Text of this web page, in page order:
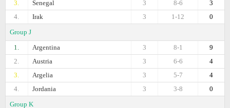
3.
Senegal 3
8-6
3
4.
Irak 0
1-12
3
Group J
1.
Argentina 9
8-1
3
2.
Austria 4
6-6
3
3.
Argelia 4
5-7
3
4.
Jordania 0
3-8
3
Group K